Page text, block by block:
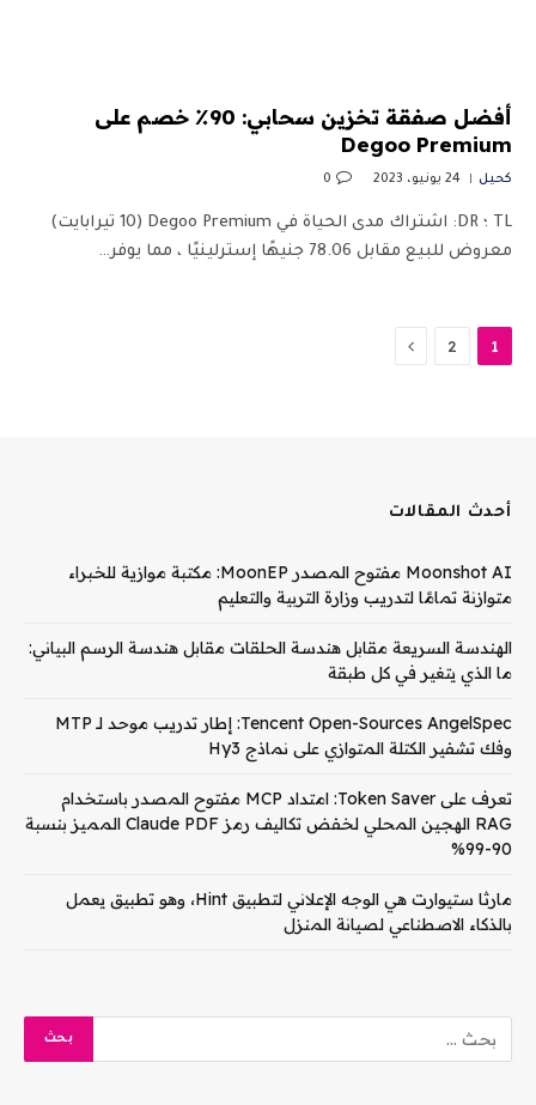
أفضل صفقة تخزين سحابي: 90٪ خصم على
Degoo Premium
كحيل 24 يونيو، 2023 0
TL ؛ DR: اشتراك مدى الحياة في Degoo Premium (10 تيرابايت)
معروض للبيع مقابل 78.06 جنيهًا إسترلينيًا ، مما يوفر…
1
2 التالي
أحدث المقالات
Moonshot AI مفتوح المصدر MoonEP: مكتبة موازية للخبراء
متوازنة تمامًا لتدريب وزارة التربية والتعليم
الهندسة السريعة مقابل هندسة الحلقات مقابل هندسة الرسم البياني:
ما الذي يتغير في كل طبقة
Tencent Open-Sources AngelSpec: إطار تدريب موحد لـ MTP
وفك تشفير الكتلة المتوازي على نماذج Hy3
تعرف على Token Saver: امتداد MCP مفتوح المصدر باستخدام
RAG الهجين المحلي لخفض تكاليف رمز Claude PDF المميز بنسبة
90-99%
مارثا ستيوارت هي الوجه الإعلاني لتطبيق Hint، وهو تطبيق يعمل
بالذكاء الاصطناعي لصيانة المنزل